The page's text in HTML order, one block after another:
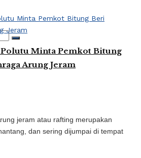
Minta Pemkot Bitung
Arung Jeram
jeram atau rafting merupakan
dan sering dijumpai di tempat